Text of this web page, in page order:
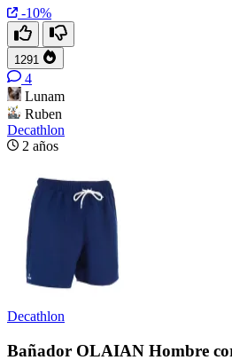
-10%
1291
4
Lunam
Ruben
Decathlon
2 años
Decathlon
Bañador OLAIAN Hombre